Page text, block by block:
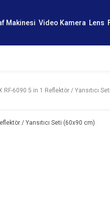
Makinesi Video Kamera Lens
RF-6090 5 in 1 Reflektör / Yansıtıcı